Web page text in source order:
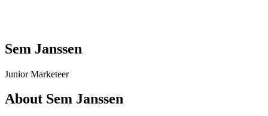
Sem Janssen
Junior Marketeer
About Sem Janssen